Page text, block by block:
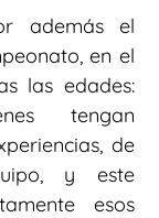
además el
en el
las edades:
tengan
de
y este
esos